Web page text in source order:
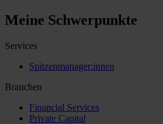
Meine Schwerpunkte
Services
Spitzenmanager:innen
Branchen
Financial Services
Private Capital